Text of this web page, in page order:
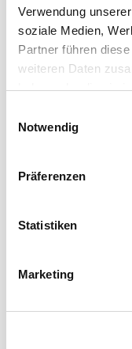
Verwendung
soziale Medien,
Partner führen
weiteren Daten
haben oder die sie
Notwendig
Präferenzen
Statistiken
Marketing
Die ECOHEMP
freies
Mehr erfahren